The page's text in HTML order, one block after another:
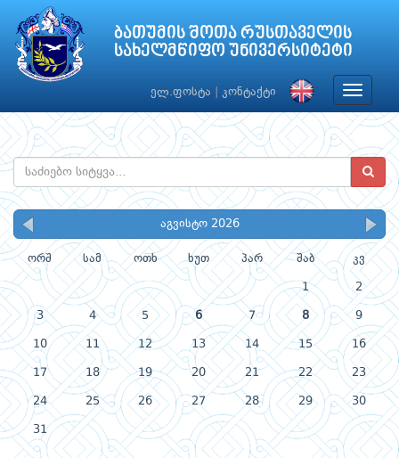
ბათუმის შოთა რუსთაველის
სახელმწიფო უნივერსიტეტი
ელ.ფოსტა კონტაქტი
Toggle
აგვისტო 2026
ორშ სამ ოთხ ხუთ პარ შაბ კვ
1 2
3 4 5 6 7 8 9
10 11 12 13 14 15 16
17 18 19 20 21 22 23
24 25 26 27 28 29 30
31